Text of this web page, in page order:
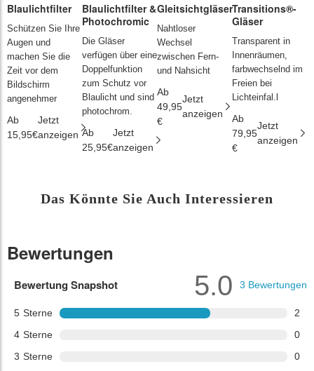
Blaulichtfilter
Schützen Sie Ihre
Augen und
machen Sie die
Zeit vor dem
Bildschirm
angenehmer
Ab
15,95€
Jetzt
anzeigen
Blaulichtfilter &
Photochromic
Die Gläser
verfügen über eine
Doppelfunktion
zum Schutz vor
Blaulicht und sind
photochrom.
Ab
25,95€
Jetzt
anzeigen
Gleitsichtgläser
Nahtloser
Wechsel
zwischen Fern-
und Nahsicht
Ab
49,95
€
Jetzt
anzeigen
Transitions®-
Gläser
Transparent in
Innenräumen,
farbwechselnd im
Freien bei
Lichteinfal.l
Ab
79,95
€
Jetzt
anzeigen
Das Könnte Sie Auch Interessieren
Bewertungen
Bewertung Snapshot
5 Sterne
2
4 Sterne
0
3 Sterne
0
5.0 3 Bewertungen